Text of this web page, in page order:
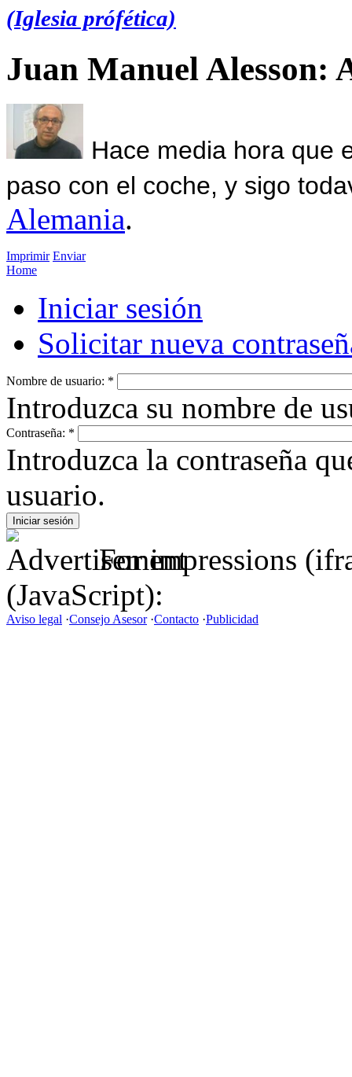
(Iglesia prófética)
Juan Manuel Alesson:
Hace media hora que
paso con el coche, y sigo
Alemania.
Imprimir Enviar
Home
Iniciar sesión
Solicitar nueva
Nombre de usuario: *
Introduzca su nombre de
Contraseña: *
Introduzca la contraseña
usuario.
For impressions
(JavaScript):
Aviso legal ·Consejo Asesor·Contacto ·Publicidad